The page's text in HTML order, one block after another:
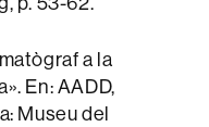
a la
En: AADD,
Museu del